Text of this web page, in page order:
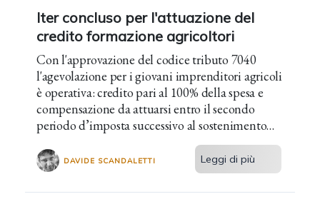
Iter concluso per l'attuazione del
credito formazione agricoltori
Con l'approvazione del codice tributo 7040
l'agevolazione per i giovani imprenditori agricoli
è operativa: credito pari al 100% della spesa e
compensazione da attuarsi entro il secondo
periodo d’imposta successivo al sostenimento
DAVIDE SCANDALETTI Leggi di più